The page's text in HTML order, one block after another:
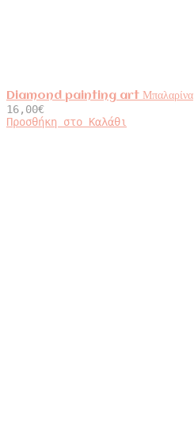
Diamond painting art Μπαλαρίνα
16,00€
Προσθήκη στο Καλάθι